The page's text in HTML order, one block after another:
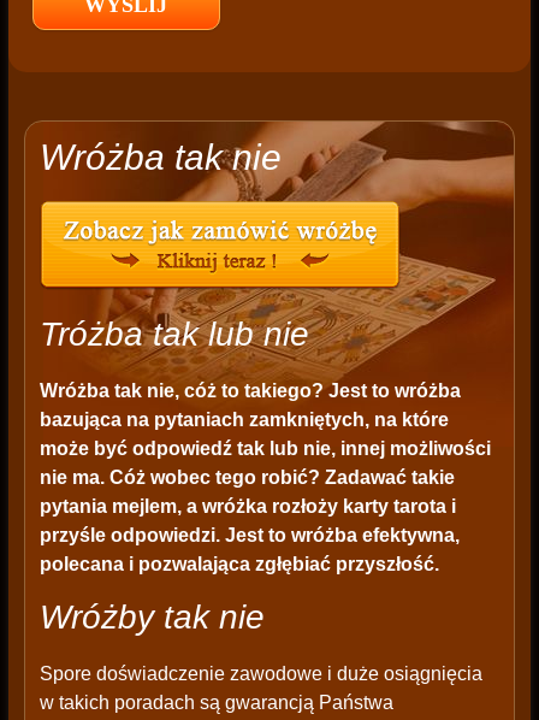
Wróżba tak nie
Tróżba tak lub nie
Wróżba tak nie, cóż to takiego? Jest to wróżba
bazująca na pytaniach zamkniętych, na które
może być odpowiedź tak lub nie, innej możliwości
nie ma. Cóż wobec tego robić? Zadawać takie
pytania mejlem, a wróżka rozłoży karty tarota i
przyśle odpowiedzi. Jest to wróżba efektywna,
polecana i pozwalająca zgłębiać przyszłość.
Wróżby tak nie
Spore doświadczenie zawodowe i duże osiągnięcia
w takich poradach są gwarancją Państwa